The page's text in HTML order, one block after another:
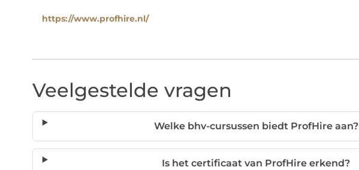
https://www.profhire.nl/
Veelgestelde vragen
Welke bhv-cursussen biedt ProfHire aan?
Is het certificaat van ProfHire erkend?